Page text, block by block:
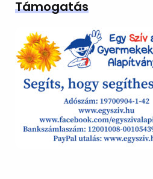
Támogatás